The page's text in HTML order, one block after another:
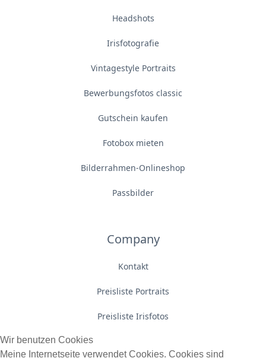
Headshots
Irisfotografie
Vintagestyle Portraits
Bewerbungsfotos classic
Gutschein kaufen
Fotobox mieten
Bilderrahmen-Onlineshop
Passbilder
Company
Kontakt
Preisliste Portraits
Preisliste Irisfotos
Wir benutzen Cookies
Meine Internetseite verwendet Cookies. Cookies sind